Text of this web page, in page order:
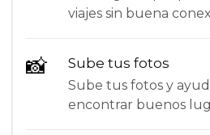
viajes sin buena
📸 Sube tus fotos
Sube tus fotos y
encontrar buenos